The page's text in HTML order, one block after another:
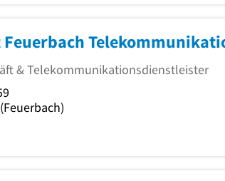
& Telekommunikationsdienstleister
(Feuerbach)